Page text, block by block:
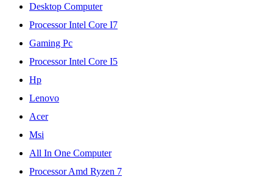
Desktop Computer
Processor Intel Core I7
Gaming Pc
Processor Intel Core I5
Hp
Lenovo
Acer
Msi
All In One Computer
Processor Amd Ryzen 7